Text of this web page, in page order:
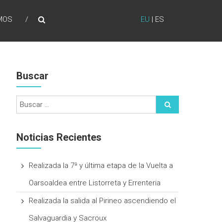
EU | ES
Buscar
Noticias Recientes
Realizada la 7ª y última etapa de la Vuelta a
Oarsoaldea entre Listorreta y Errenteria
Realizada la salida al Pirineo ascendiendo el
Salvaguardia y Sacroux